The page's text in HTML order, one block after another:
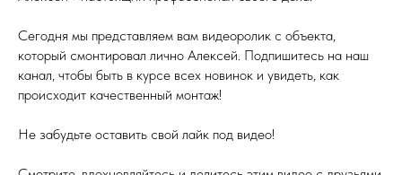
Сегодня мы представляем вам видеоролик с объекта,
который смонтировал лично Алексей. Подпишитесь на наш
канал, чтобы быть в курсе всех новинок и увидеть, как
происходит качественный монтаж!
Не забудьте оставить свой лайк под видео!